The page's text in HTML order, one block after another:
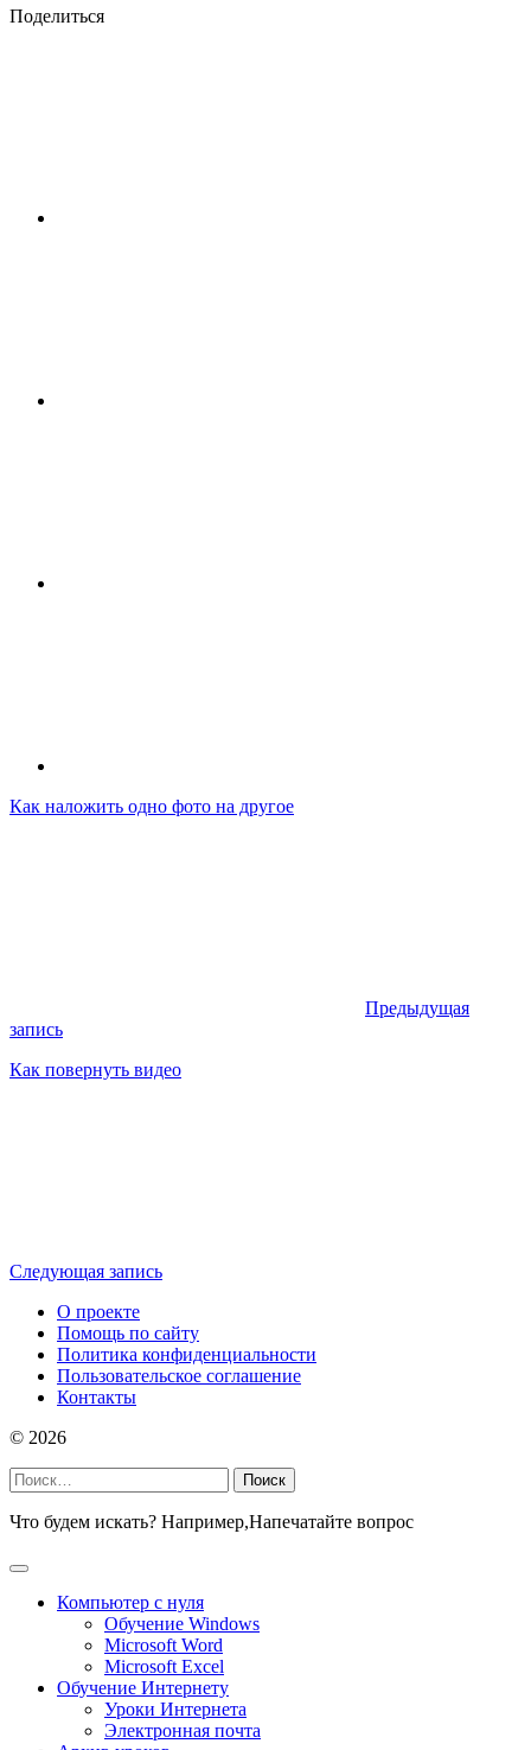
Поделиться
Как наложить одно фото на другое
Предыдущая
запись
Как повернуть видео
Следующая запись
О проекте
Помощь по сайту
Политика конфиденциальности
Пользовательское соглашение
Контакты
© 2026
Найти:
Что будем искать? Например,Напечатайте вопрос
Компьютер с нуля
Обучение Windows
Microsoft Word
Microsoft Excel
Обучение Интернету
Уроки Интернета
Электронная почта